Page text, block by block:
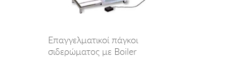
Επαγγελματικοί πάγκοι
σιδερώματος με Boiler